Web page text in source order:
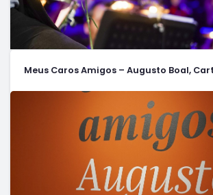
Meus Caros Amigos – Augusto Boal,